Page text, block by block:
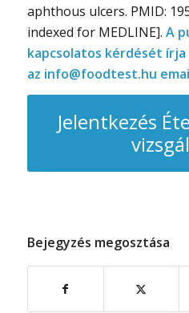
aphthous ulcers. PMID:
indexed for MEDLINE]. A
kapcsolatos kérdését írja
az info@foodtest.hu
Jelentkezés
Bejegyzés megosztása